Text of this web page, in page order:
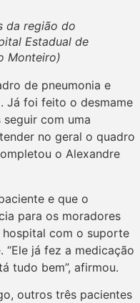
da região do
Estadual de
Monteiro)
de pneumonia e
Já foi feito o desmame
com uma
no geral o quadro
o Alexandre
e que o
para os moradores
com o suporte
“Ele já fez a medicação
tudo bem”, afirmou.
outros três pacientes